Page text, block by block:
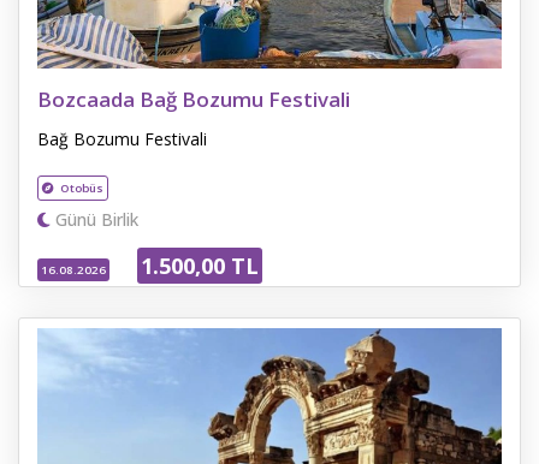
Bozcaada Bağ Bozumu Festivali
Bağ Bozumu Festivali
Otobüs
Günü Birlik
16.08.2026 1.500,00 TL